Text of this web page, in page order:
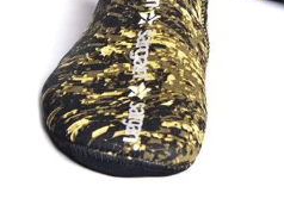
SUP-
сёрфинг
Подарочные
Карты